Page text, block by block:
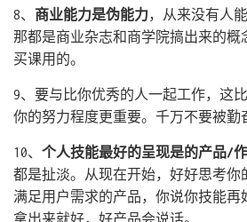
8、 商业能力是伪能力，从来没有人
那都是商业杂志和商学院搞出来的概
买课用的。
9、要与比你优秀的人一起工作，这
你的努力程度更重要。千万不要被勤
10、 个人技能最好的呈现是的产品/
都是扯淡。从现在开始，好好思考你
满足用户需求的产品，你说你技能再
拿出来就好，好产品会说话。